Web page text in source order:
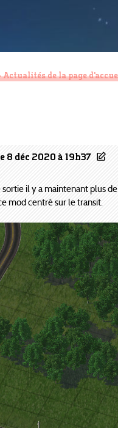
Actualités de la page
8 déc 2020 à 19h37
il y a maintenant plus
mod centré sur le transit.